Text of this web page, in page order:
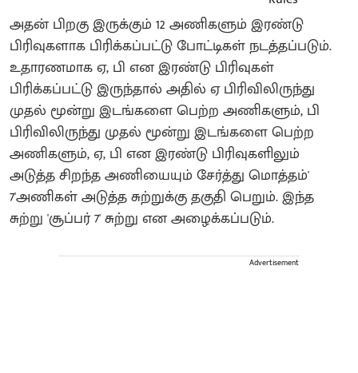
அதன் பிறகு இருக்கும் 12 அணிகளும் இரண்டு
பிரிவுகளாக பிரிக்கப்பட்டு போட்டிகள் நடத்தப்படும்.
உதாரணமாக ஏ, பி என இரண்டு பிரிவுகள்
பிரிக்கப்பட்டு இருந்தால் அதில் ஏ பிரிவிலிருந்து
முதல் மூன்று இடங்களை பெற்ற அணிகளும், பி
பிரிவிலிருந்து முதல் மூன்று இடங்களை பெற்ற
அணிகளும், ஏ, பி என இரண்டு பிரிவுகளிலும்
அடுத்த சிறந்த அணியையும் சேர்த்து மொத்தம்'
7'அணிகள் அடுத்த சுற்றுக்கு தகுதி பெறும். இந்த
சுற்று 'சூப்பர் 7' சுற்று என அழைக்கப்படும்.
Advertisement